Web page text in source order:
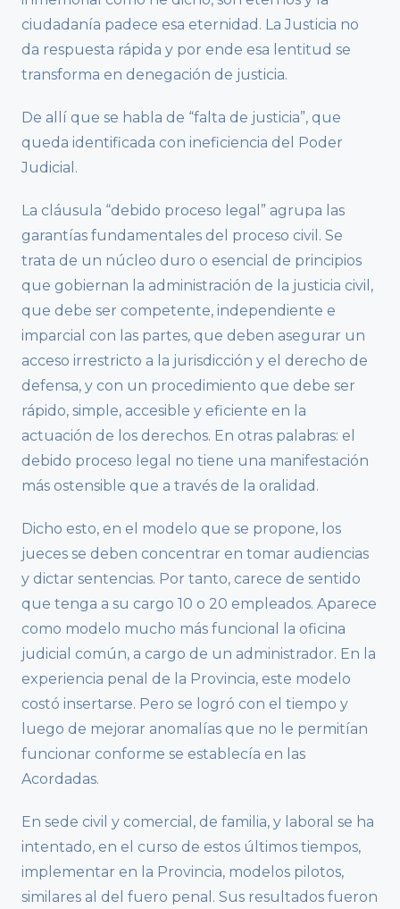
ciudadanía padece esa eternidad. La Justicia no
da respuesta rápida y por ende esa lentitud se
transforma en denegación de justicia.
De allí que se habla de “falta de justicia”, que
queda identificada con ineficiencia del Poder
Judicial.
La cláusula “debido proceso legal” agrupa las
garantías fundamentales del proceso civil. Se
trata de un núcleo duro o esencial de principios
que gobiernan la administración de la justicia civil,
que debe ser competente, independiente e
imparcial con las partes, que deben asegurar un
acceso irrestricto a la jurisdicción y el derecho de
defensa, y con un procedimiento que debe ser
rápido, simple, accesible y eficiente en la
actuación de los derechos. En otras palabras: el
debido proceso legal no tiene una manifestación
más ostensible que a través de la oralidad.
Dicho esto, en el modelo que se propone, los
jueces se deben concentrar en tomar audiencias
y dictar sentencias. Por tanto, carece de sentido
que tenga a su cargo 10 o 20 empleados. Aparece
como modelo mucho más funcional la oficina
judicial común, a cargo de un administrador. En la
experiencia penal de la Provincia, este modelo
costó insertarse. Pero se logró con el tiempo y
luego de mejorar anomalías que no le permitían
funcionar conforme se establecía en las
Acordadas.
En sede civil y comercial, de familia, y laboral se ha
intentado, en el curso de estos últimos tiempos,
implementar en la Provincia, modelos pilotos,
similares al del fuero penal. Sus resultados fueron